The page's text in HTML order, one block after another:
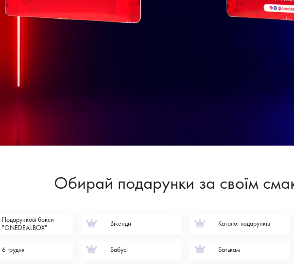
Обирай подарунки за своїм
Подарункові бокси
"ONEDEALBOX"
Вікенди Каталог подарунків
6 грудня Бабусі Батькам